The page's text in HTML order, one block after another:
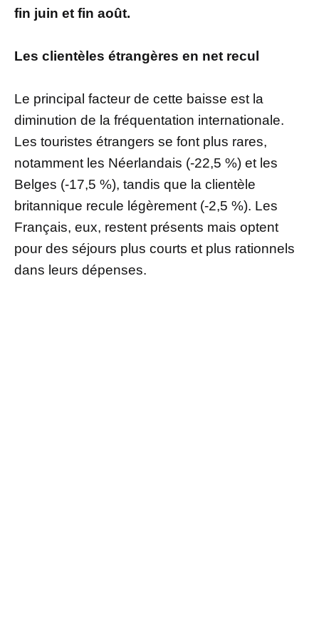
fin juin et fin août.
Les clientèles étrangères en net recul
Le principal facteur de cette baisse est la
diminution de la fréquentation internationale.
Les touristes étrangers se font plus rares,
notamment les Néerlandais (-22,5 %) et les
Belges (-17,5 %), tandis que la clientèle
britannique recule légèrement (-2,5 %). Les
Français, eux, restent présents mais optent
pour des séjours plus courts et plus rationnels
dans leurs dépenses.